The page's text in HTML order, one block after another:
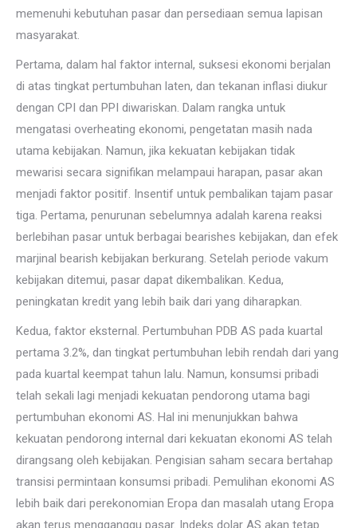
memenuhi kebutuhan pasar dan persediaan semua lapisan
masyarakat.
Pertama, dalam hal faktor internal, suksesi ekonomi berjalan
di atas tingkat pertumbuhan laten, dan tekanan inflasi diukur
dengan CPI dan PPI diwariskan. Dalam rangka untuk
mengatasi overheating ekonomi, pengetatan masih nada
utama kebijakan. Namun, jika kekuatan kebijakan tidak
mewarisi secara signifikan melampaui harapan, pasar akan
menjadi faktor positif. Insentif untuk pembalikan tajam pasar
tiga. Pertama, penurunan sebelumnya adalah karena reaksi
berlebihan pasar untuk berbagai bearishes kebijakan, dan efek
marjinal bearish kebijakan berkurang. Setelah periode vakum
kebijakan ditemui, pasar dapat dikembalikan. Kedua,
peningkatan kredit yang lebih baik dari yang diharapkan.
Kedua, faktor eksternal. Pertumbuhan PDB AS pada kuartal
pertama 3.2%, dan tingkat pertumbuhan lebih rendah dari yang
pada kuartal keempat tahun lalu. Namun, konsumsi pribadi
telah sekali lagi menjadi kekuatan pendorong utama bagi
pertumbuhan ekonomi AS. Hal ini menunjukkan bahwa
kekuatan pendorong internal dari kekuatan ekonomi AS telah
dirangsang oleh kebijakan. Pengisian saham secara bertahap
transisi permintaan konsumsi pribadi. Pemulihan ekonomi AS
lebih baik dari perekonomian Eropa dan masalah utang Eropa
akan terus mengganggu pasar. Indeks dolar AS akan tetap